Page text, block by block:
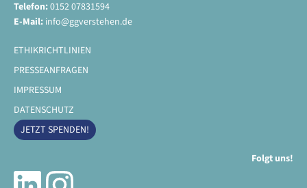
Telefon:0152 07831594
E-Mail: info@ggverstehen.de
ETHIKRICHTLINIEN
PRESSEANFRAGEN
IMPRESSUM
DATENSCHUTZ
JETZT SPENDEN!
Folgt uns!